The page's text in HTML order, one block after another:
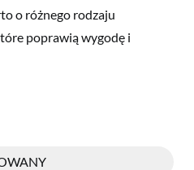
o różnego rodzaju
poprawią wygodę i